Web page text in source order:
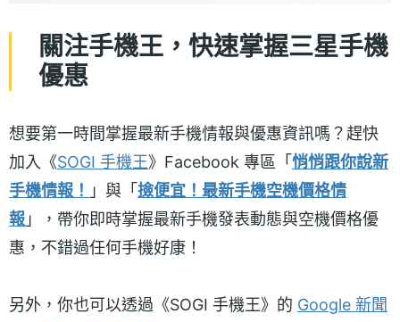
關注手機王，快速掌握三星手機
優惠
想要第一時間掌握最新手機情報與優惠資訊嗎？趕快
加入《SOGI 手機王》Facebook 專區「悄悄跟你說新
手機情報！ 」與「撿便宜！最新手機空機價格情
報 」，帶你即時掌握最新手機發表動態與空機價格優
惠，不錯過任何手機好康！
另外，你也可以透過《SOGI 手機王》的 Google 新聞